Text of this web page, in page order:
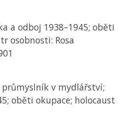
a odboj 1938–1945; oběti
osobnosti: Rosa
průmyslník v mydlářství;
oběti okupace; holocaust